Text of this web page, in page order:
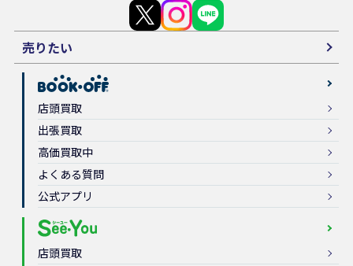
売りたい
店頭買取
出張買取
高価買取中
よくある質問
公式アプリ
店頭買取